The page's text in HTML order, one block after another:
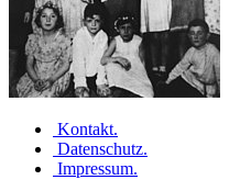
Kontakt.
Datenschutz.
Impressum.